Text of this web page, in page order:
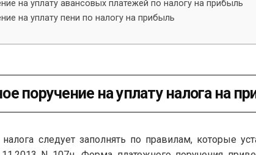
на уплату авансовых платежей по налогу на прибыль
на уплату пени по налогу на прибыль
поручение на уплату налога на
налога следует заполнять по правилам, которые